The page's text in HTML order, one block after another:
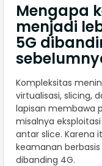
Mengapa
menjadi
5G
Kompleksitas
virtualisasi, slicing,
lapisan membawa
misalnya
antar slice. Karena
keamanan
dibanding 4G.